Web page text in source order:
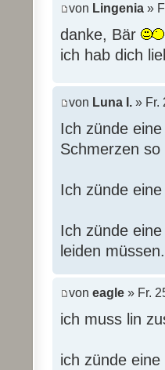
von Lingenia »
danke, Bär
ich hab dich
von Luna I. » Fr.
Ich zünde
Schmerzen
Ich zünde
Ich zünde
leiden
von eagle » Fr.
ich muss lin
ich zünde